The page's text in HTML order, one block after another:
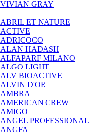
VIVIAN GRAY
ABRIL ET NATURE
ACTIVE
ADRICOCO
ALAN HADASH
ALFAPARF MILANO
ALGO LIGHT
ALV BIOACTIVE
ALVIN D'OR
AMBRA
AMERICAN CREW
AMIGO
ANGEL PROFESSIONAL
ANGFA